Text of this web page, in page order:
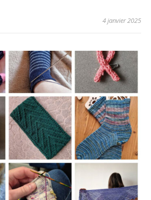
4 janvier 2025